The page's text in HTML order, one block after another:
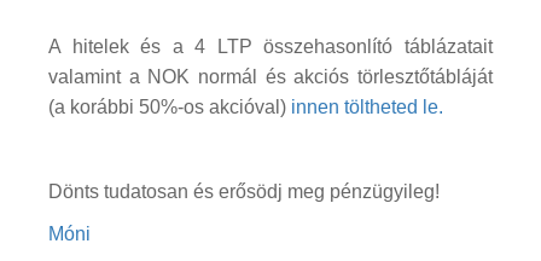
A hitelek és a 4 LTP összehasonlító táblázatait
valamint a NOK normál és akciós törlesztőtábláját
(a korábbi 50%-os akcióval) innen töltheted le.
Dönts tudatosan és erősödj meg pénzügyileg!
Móni